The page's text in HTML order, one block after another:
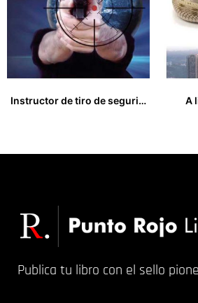
Instructor de tiro de seguridad privada
A
Publica tu libro con el sello